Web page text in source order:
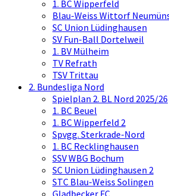
1. BC Wipperfeld
Blau-Weiss Wittorf
SC Union Lüdinghausen
SV Fun-Ball Dortelweil
1. BV Mülheim
TV Refrath
TSV Trittau
2. Bundesliga Nord
Spielplan 2. BL Nord 2025/26
1. BC Beuel
1. BC Wipperfeld 2
Spvgg. Sterkrade-Nord
1. BC Recklinghausen
SSV WBG Bochum
SC Union Lüdinghausen 2
STC Blau-Weiss Solingen
Gladbecker FC